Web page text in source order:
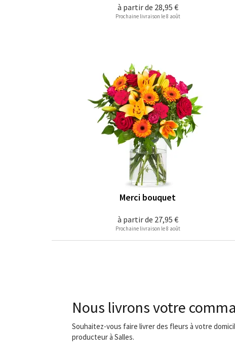
à partir de 28,95 €
Prochaine livraison le 8 août
à partir de 27,95 €
Merci bouquet
Prochaine livraison le 8 août
Nous livrons votre
Souhaitez-vous faire livrer des fleurs à votre
producteur à Salles.